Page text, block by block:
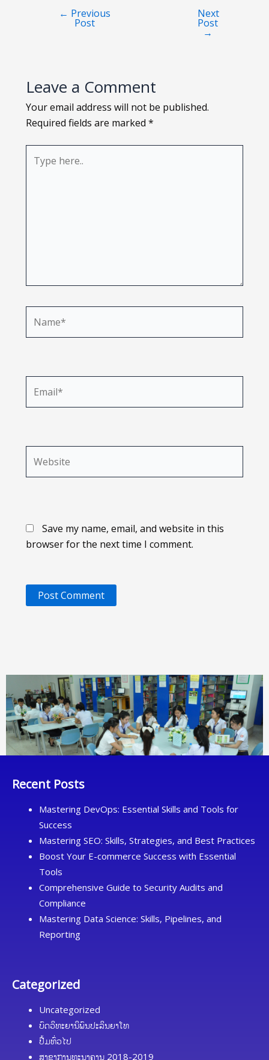
← Previous
Post
Next
Post
→
Leave a Comment
Your email address will not be published.
Required fields are marked *
here..
Save my name, email, and website in this
browser for the next time I comment.
Recent Posts
Mastering DevOps: Essential Skills and Tools for
Success
Mastering SEO: Skills, Strategies, and Best Practices
Boost Your E-commerce Success with Essential
Tools
Comprehensive Guide to Security Audits and
Compliance
Mastering Data Science: Skills, Pipelines, and
Reporting
Categorized
Uncategorized
ບົດວິທະຍານິພົນປະລິນຍາໂທ
ປື້ມທົ່ວໄປ
ສາຂາການທະນາຄານ 2018-2019